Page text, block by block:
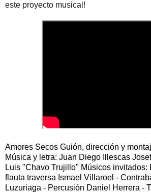
este proyecto musical!
Amores Secos Guión, dirección y
Música y letra: Juan Diego Illescas
Luis "Chavo Trujillo" Músicos invitados:
flauta traversa Ismael Villaroel -
Luzuriaga - Percusión Daniel Herrera -